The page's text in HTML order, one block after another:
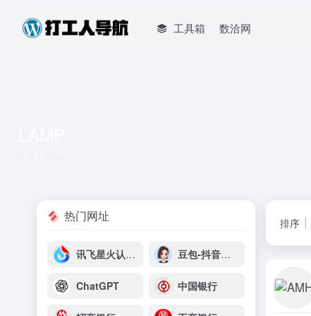
工具箱 数洽网
排序
热门网址
讯飞星火认知大模型 豆包-抖音云雀平台
ChatGPT 中国银行